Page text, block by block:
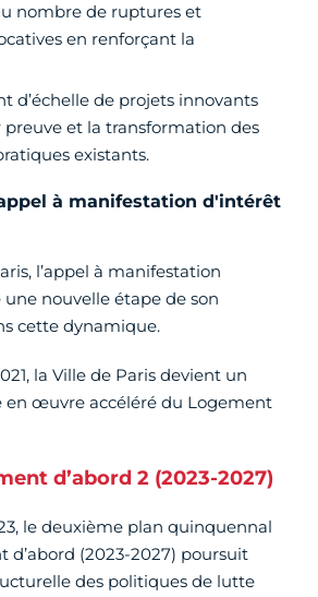
nombre de ruptures et
en renforçant la
d’échelle de projets innovants
et la transformation des
existants.
à manifestation d'intérêt
l’appel à manifestation
nouvelle étape de son
cette dynamique.
la Ville de Paris devient un
en œuvre accéléré du Logement
d’abord 2 (2023-2027)
le deuxième plan quinquennal
d’abord (2023-2027) poursuit
des politiques de lutte